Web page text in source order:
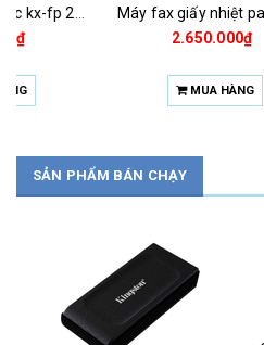
Máy fax panasonic kx-fp 206
SẢN PHẨM BÁN CHẠY